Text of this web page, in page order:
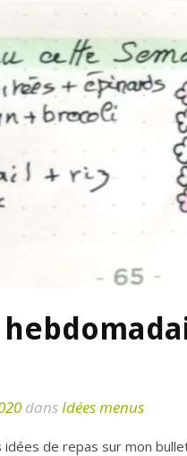
dansIdées menus
de repas sur mon